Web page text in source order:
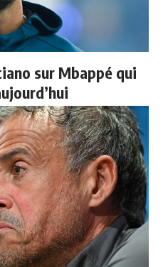
sur Mbappé qui